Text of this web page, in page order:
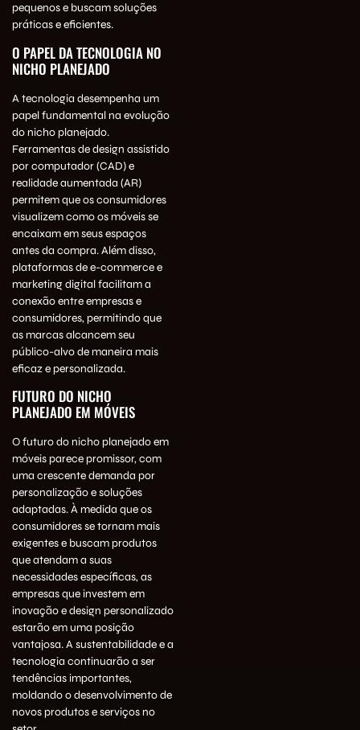
pequenos e buscam soluções
práticas e eficientes.
O PAPEL DA TECNOLOGIA NO
NICHO PLANEJADO
A tecnologia desempenha um
papel fundamental na evolução
do nicho planejado.
Ferramentas de design assistido
por computador (CAD) e
realidade aumentada (AR)
permitem que os consumidores
visualizem como os móveis se
encaixam em seus espaços
antes da compra. Além disso,
plataformas de e-commerce e
marketing digital facilitam a
conexão entre empresas e
consumidores, permitindo que
as marcas alcancem seu
público-alvo de maneira mais
eficaz e personalizada.
FUTURO DO NICHO
PLANEJADO EM MÓVEIS
O futuro do nicho planejado em
móveis parece promissor, com
uma crescente demanda por
personalização e soluções
adaptadas. À medida que os
consumidores se tornam mais
exigentes e buscam produtos
que atendam a suas
necessidades específicas, as
empresas que investem em
inovação e design personalizado
estarão em uma posição
vantajosa. A sustentabilidade e a
tecnologia continuarão a ser
tendências importantes,
moldando o desenvolvimento de
novos produtos e serviços no